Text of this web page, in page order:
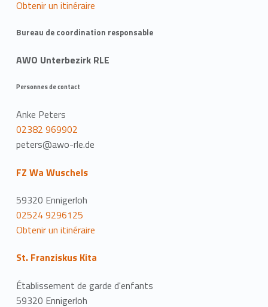
Obtenir un itinéraire
Bureau de coordination responsable
AWO Unterbezirk RLE
Personnes de contact
Anke Peters
02382 969902
peters@awo-rle.de
FZ Wa Wuschels
59320 Ennigerloh
02524 9296125
Obtenir un itinéraire
St. Franziskus Kita
Établissement de garde d'enfants
59320 Ennigerloh